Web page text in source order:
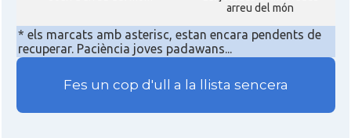
arreu del món
* els marcats amb asterisc, estan encara pendents de
recuperar. Paciència joves padawans...
Fes un cop d'ull a la llista sencera